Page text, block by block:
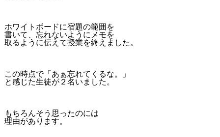
ホワイトボードに宿題の範囲を
書いて、忘れないようにメモを
取るように伝えて授業を終えました。
この時点で「あぁ忘れてくるな。」
と感じた生徒が２名いました。
もちろんそう思ったのには
理由があります。